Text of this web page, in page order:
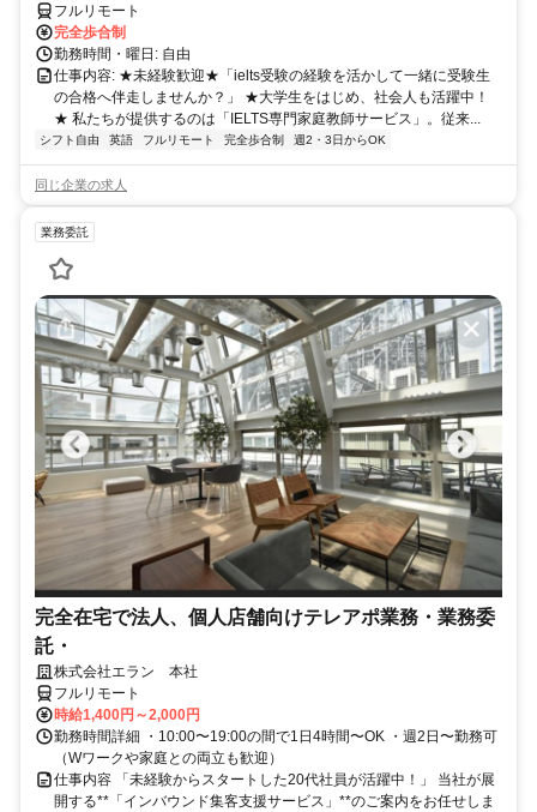
フルリモート
完全歩合制
勤務時間・曜日: 自由
仕事内容: ★未経験歓迎★「ielts受験の経験を活かして一緒に受験生
の合格へ伴走しませんか？」 ★大学生をはじめ、社会人も活躍中！
★ 私たちが提供するのは「IELTS専門家庭教師サービス」。従来...
シフト自由 英語 フルリモート 完全歩合制 週2・3日からOK
同じ企業の求人
業務委託
完全在宅で法人、個人店舗向けテレアポ業務・業務委
託・
株式会社エラン 本社
フルリモート
時給1,400円～2,000円
勤務時間詳細 ・10:00〜19:00の間で1日4時間〜OK ・週2日〜勤務可
（Wワークや家庭との両立も歓迎）
仕事内容 「未経験からスタートした20代社員が活躍中！」 当社が展
開する**「インバウンド集客支援サービス」**のご案内をお任せしま